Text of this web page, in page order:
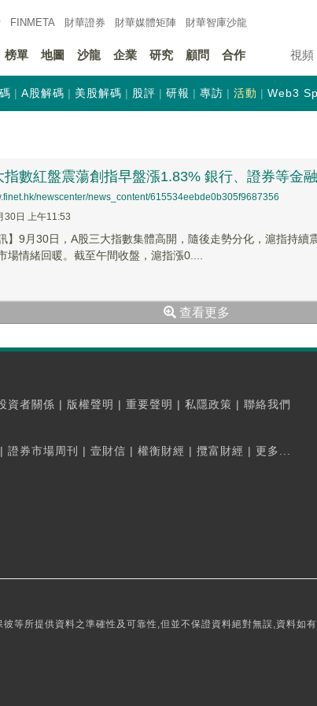
FINMETA 財華證券 財華媒體矩陣 財華智庫沙龍
榜單 地圖 沙龍 企業 研究 顧問 合作 視頻
A股解碼 美股解碼 股評 研報 專訪 活動 Web3
指數紅盤震蕩創指早盤漲1.83% 銀行、證券等金
newscenter/news_content/615534eebde0b305f9687356
30日 上午11:53
】9月30日，A股三大指數集體高開，隨後走勢分化，滬指持
場情緒回暖。截至午間收盤，滬指漲0....
查看更多
資者關係 | 版權聲明 | 重要聲明 | 私隱政策 | 聯絡我們
| 證券市場周刊 | 壹財信 | 權衡財經 | 攬富財經 | 更多...
等所提供資料之準確性及可靠性,但並不保證資料絕對無誤,資料如